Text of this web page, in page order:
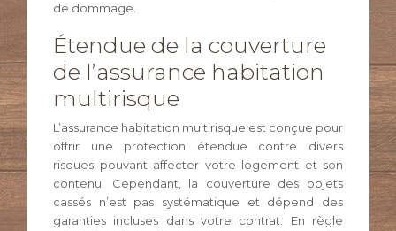
de dommage.
Étendue de la couverture
de l’assurance habitation
multirisque
L’assurance habitation multirisque est conçue pour
offrir une protection étendue contre divers
risques pouvant affecter votre logement et son
contenu. Cependant, la couverture des objets
cassés n’est pas systématique et dépend des
garanties incluses dans votre contrat. En règle